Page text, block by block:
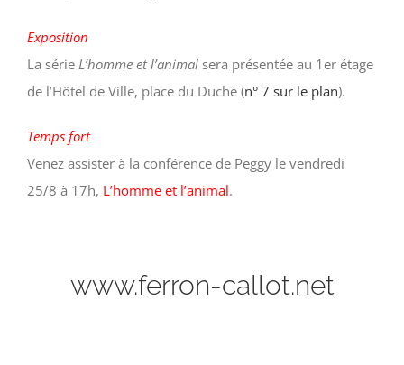
Exposition
La série L’homme et l’animal sera présentée au 1er étage
de l’Hôtel de Ville, place du Duché (n° 7 sur le plan).
Temps fort
Venez assister à la conférence de Peggy le vendredi
25/8 à 17h, L’homme et l’animal.
www.ferron-callot.net